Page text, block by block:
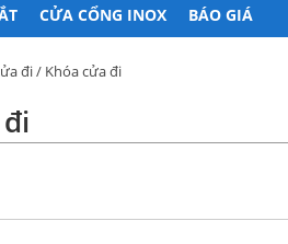
CỬA CỔNG INOX BÁO GIÁ
đi/ Khóa cửa đi